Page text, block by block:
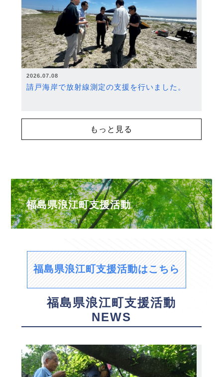
2026.07.08
請戸海岸で放射線測定の支援を行いました。
もっと見る
福島県浪江町支援活動
福島県浪江町支援活動はこちら
福島県浪江町支援活動
NEWS